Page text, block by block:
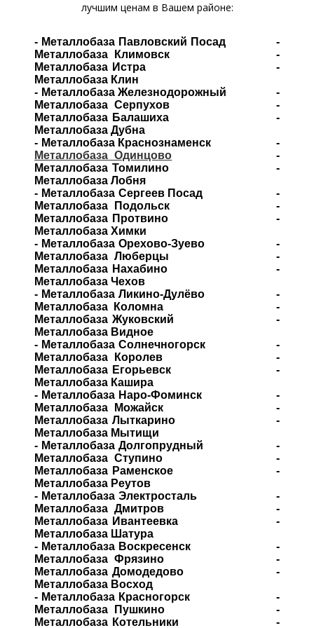
лучшим ценам в Вашем районе:
- Металлобаза Павловский Посад -
Металлобаза Климовск -
Металлобаза Истра -
Металлобаза Клин
- Металлобаза Железнодорожный -
Металлобаза Серпухов -
Металлобаза Балашиха -
Металлобаза Дубна
- Металлобаза Краснознаменск -
Металлобаза Одинцово -
Металлобаза Томилино -
Металлобаза Лобня
- Металлобаза Сергеев Посад -
Металлобаза Подольск -
Металлобаза Протвино -
Металлобаза Химки
- Металлобаза Орехово-Зуево -
Металлобаза Люберцы -
Металлобаза Нахабино -
Металлобаза Чехов
- Металлобаза Ликино-Дулёво -
Металлобаза Коломна -
Металлобаза Жуковский -
Металлобаза Видное
- Металлобаза Солнечногорск -
Металлобаза Королев -
Металлобаза Егорьевск -
Металлобаза Кашира
- Металлобаза Наро-Фоминск -
Металлобаза Можайск -
Металлобаза Лыткарино -
Металлобаза Мытищи
- Металлобаза Долгопрудный -
Металлобаза Ступино -
Металлобаза Раменское -
Металлобаза Реутов
- Металлобаза Электросталь -
Металлобаза Дмитров -
Металлобаза Ивантеевка -
Металлобаза Шатура
- Металлобаза Воскресенск -
Металлобаза Фрязино -
Металлобаза Домодедово -
Металлобаза Восход
- Металлобаза Красногорск -
Металлобаза Пушкино -
Металлобаза Котельники -